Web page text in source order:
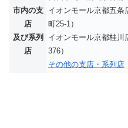
市内の支
店
及び系列
店
イオンモール京都五条
町25-1）
イオンモール京都桂
376）
その他の支店・系列店